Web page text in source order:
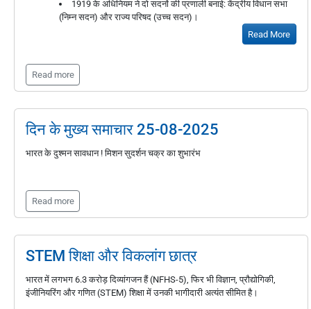
1919 के अधिनियम ने दो सदनों की प्रणाली बनाई: केंद्रीय विधान सभा
(निम्न सदन) और राज्य परिषद (उच्च सदन)।
Read More
Read more
दिन के मुख्य समाचार 25-08-2025
भारत के दुश्मन सावधान ! मिशन सुदर्शन चक्र का शुभारंभ
Read more
STEM शिक्षा और विकलांग छात्र
भारत में लगभग 6.3 करोड़ दिव्यांगजन हैं (NFHS-5), फिर भी विज्ञान, प्रौद्योगिकी,
इंजीनियरिंग और गणित (STEM) शिक्षा में उनकी भागीदारी अत्यंत सीमित है।